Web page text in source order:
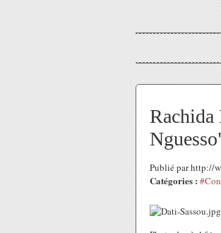
Rachida
Publié par http://
Catégories :